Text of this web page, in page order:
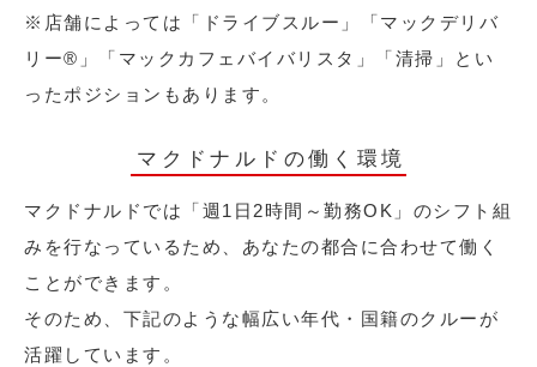
※店舗によっては「ドライブスルー」「マックデリバ
リー®︎」「マックカフェバイバリスタ」「清掃」とい
ったポジションもあります。
マクドナルドの働く環境
マクドナルドでは「週1日2時間～勤務OK」のシフト組
みを行なっているため、あなたの都合に合わせて働く
ことができます。
そのため、下記のような幅広い年代・国籍のクルーが
活躍しています。